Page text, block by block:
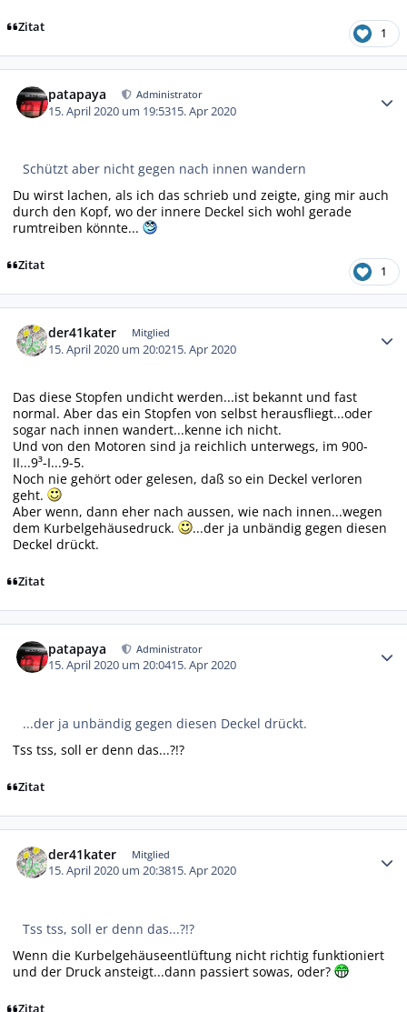
Zitat 1
patapaya Administrator
15. April 2020 um 19:5315. Apr 2020
Schützt aber nicht gegen nach innen wandern
Du wirst lachen, als ich das schrieb und zeigte, ging mir auch
durch den Kopf, wo der innere Deckel sich wohl gerade
rumtreiben könnte...
Zitat 1
der41kater Mitglied
15. April 2020 um 20:0215. Apr 2020
Das diese Stopfen undicht werden...ist bekannt und fast
normal. Aber das ein Stopfen von selbst herausfliegt...oder
sogar nach innen wandert...kenne ich nicht.
Und von den Motoren sind ja reichlich unterwegs, im 900-
II...9³-I...9-5.
Noch nie gehört oder gelesen, daß so ein Deckel verloren
geht.
Aber wenn, dann eher nach aussen, wie nach innen...wegen
dem Kurbelgehäusedruck.
...der ja unbändig gegen diesen
Deckel drückt.
Zitat
patapaya Administrator
15. April 2020 um 20:0415. Apr 2020
...der ja unbändig gegen diesen Deckel drückt.
Tss tss, soll er denn das...?!?
Zitat
der41kater Mitglied
15. April 2020 um 20:3815. Apr 2020
Tss tss, soll er denn das...?!?
Wenn die Kurbelgehäuseentlüftung nicht richtig funktioniert
und der Druck ansteigt...dann passiert sowas, oder?
Zitat